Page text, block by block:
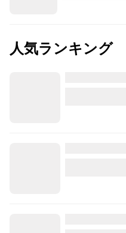
人気ランキング